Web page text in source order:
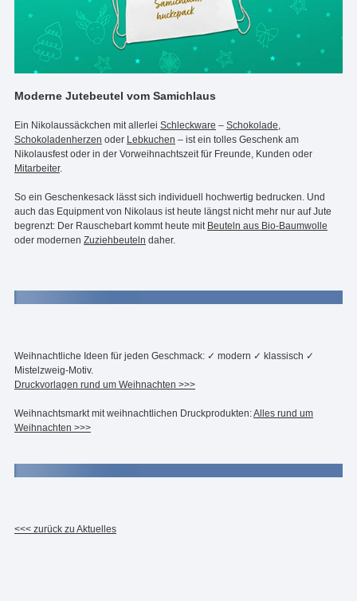
Moderne Jutebeutel vom Samichlaus
Ein Nikolaussäckchen mit allerlei Schleckware – Schokolade
Schokoladenherzen oder Lebkuchen – ist ein tolles Geschenk am
Nikolausfest oder in der Vorweihnachtszeit für Freunde, Kunden oder
Mitarbeiter.
So ein Geschenkesack lässt sich individuell hochwertig bedrucken. Und
auch das Equipment von Nikolaus ist heute längst nicht mehr nur auf Jute
begrenzt: Der Rauschebart kommt heute mit Beuteln aus Bio-Baumwolle
oder modernen Zuziehbeuteln daher.
Weihnachtliche Ideen für jeden Geschmack: ✓ modern ✓ klassisch ✓
Mistelzweig-Motiv.
Druckvorlagen rund um Weihnachten >>>
Weihnachtsmarkt mit weihnachtlichen Druckprodukten:Alles rund um
Weihnachten >>>
<<< zurück zu Aktuelles